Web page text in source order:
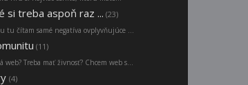
si treba aspoň raz ... (23)
tu čítam samé negatíva ovplyvňujúce ...
(11)
web? Treba mať živnosť? Chcem web s...
(4)